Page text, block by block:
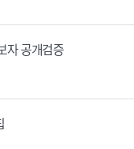
자 공개검증